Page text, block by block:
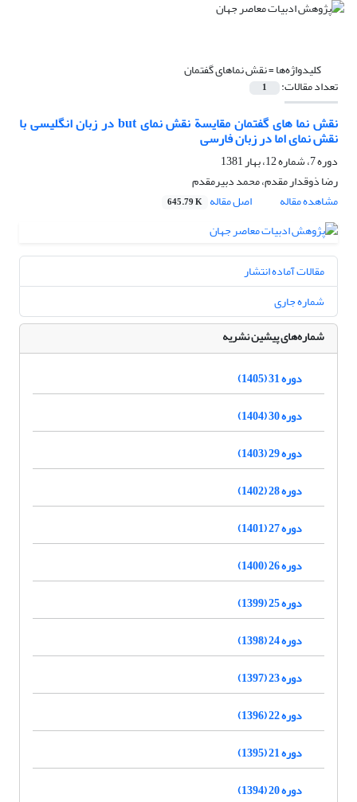
کلیدواژه‌ها =نقش نماهای گفتمان
تعداد مقالات: 1
نقش نما های گفتمان مقایسة نقش نمای but در زبان انگلیسی با
نقش نمای اما در زبان فارسی
دوره 7، شماره 12، بهار 1381
رضا ذوقدار مقدم، محمد دبیرمقدم
مشاهده مقاله
اصل مقاله 645.79 K
مقالات آماده انتشار
شماره جاری
شماره‌های پیشین نشریه
دوره 31 (1405)
دوره 30 (1404)
دوره 29 (1403)
دوره 28 (1402)
دوره 27 (1401)
دوره 26 (1400)
دوره 25 (1399)
دوره 24 (1398)
دوره 23 (1397)
دوره 22 (1396)
دوره 21 (1395)
دوره 20 (1394)